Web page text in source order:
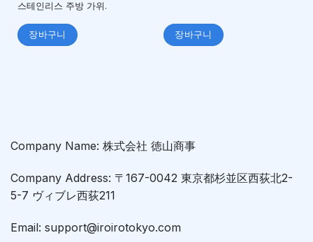
스테인리스 주방 가위.
장바구니 장바구니
Company Name: 株式会社 徳山商事
Company Address: 〒167-0042 東京都杉並区西荻北2-
5-7 ヴィブレ西荻211
Email: support@iroirotokyo.com